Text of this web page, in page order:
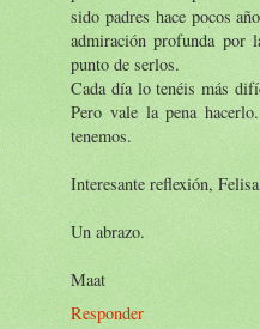
sido padres hace pocos
admiración profunda por
punto de serlos.
Cada día lo tenéis más
Pero vale la pena
tenemos.
Interesante reflexión,
Un abrazo.
Maat
Responder